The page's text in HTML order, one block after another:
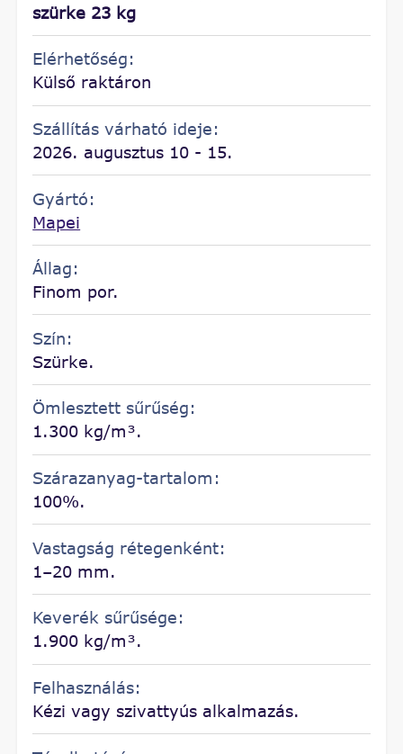
szürke 23 kg
Elérhetőség:
Külső raktáron
Szállítás várható ideje:
2026. augusztus 10 - 15.
Gyártó:
Mapei
Állag:
Finom por.
Szín:
Szürke.
Ömlesztett sűrűség:
1.300 kg/m³.
Szárazanyag-tartalom:
100%.
Vastagság rétegenként:
1–20 mm.
Keverék sűrűsége:
1.900 kg/m³.
Felhasználás:
Kézi vagy szivattyús alkalmazás.